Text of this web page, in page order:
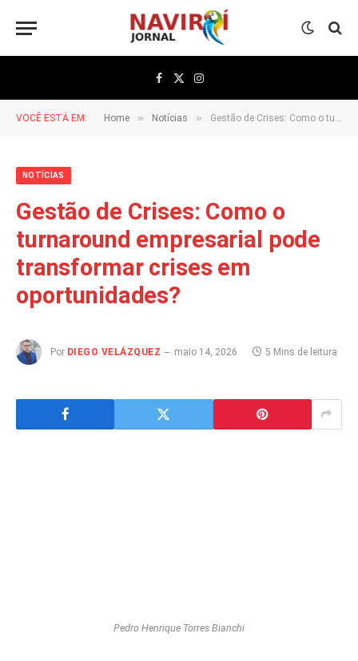
Facebook
X
(Twitter)
Instagram
VOCÊ ESTÁ EM: Home » Notícias » Gestão de Crises: Como o turnaround empresarial pode transformar crises em oportunidades?
NOTÍCIAS
Gestão de Crises: Como o
turnaround empresarial pode
transformar crises em
oportunidades?
Por DIEGO VELÁZQUEZ maio 14, 2026 5 Mins de leitura
Pedro Henrique Torres Bianchi